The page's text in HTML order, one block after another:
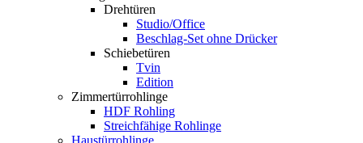
Drehtüren
Studio/Office
Beschlag-Set ohne Drücker
Schiebetüren
Tvin
Edition
Zimmertürrohlinge
HDF Rohling
Streichfähige Rohlinge